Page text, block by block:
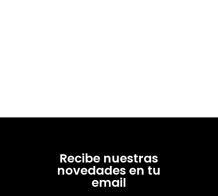
Recibe nuestras
novedades en tu
email